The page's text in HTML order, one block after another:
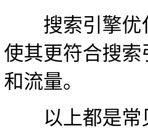
搜索引擎优化
使其更符合搜
和流量。
以上都是常见